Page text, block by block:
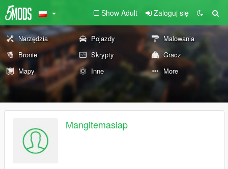
Show Adult Zaloguj się
Narzędzia Pojazdy
Malowania
Bronie
Skrypty
Gracz
Mapy
Inne More
Mangitemasiap